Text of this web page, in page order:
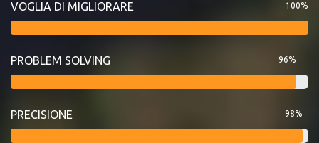
VOGLIA DI MIGLIORARE 100%
PROBLEM SOLVING 96%
PRECISIONE 98%